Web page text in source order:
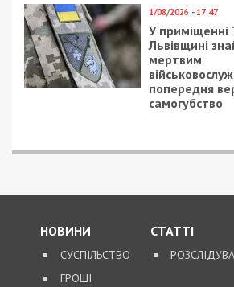
7/08/2026 - 13:30
Лікар з Дніпропетровщини
вивезення військовослужбовця з
доларів
На